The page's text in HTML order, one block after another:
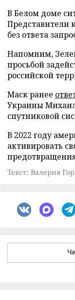
В Белом доме
Представители
без ответа
Напомним,
просьбой
российской
Маск ранее
Украины
спутниковой
В 2022 году
активировать
Текст: Валерия